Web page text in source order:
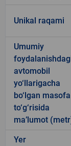
Unikal raqami
Umumiy
avtomobil
yo‘llarigacha
bo‘lgan masofa
to‘g‘risida
ma’lumot
Yer